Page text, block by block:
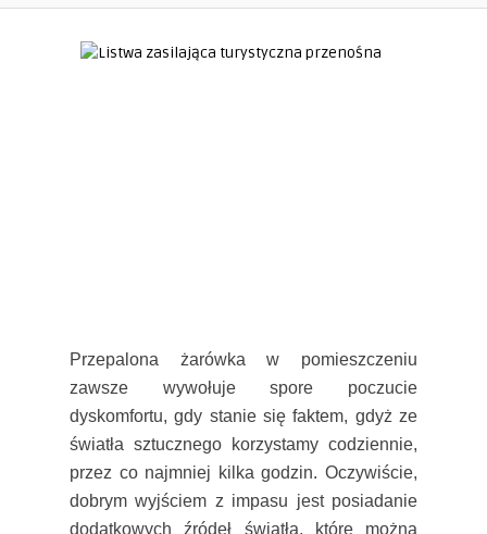
Przepalona żarówka w pomieszczeniu
zawsze wywołuje spore poczucie
dyskomfortu, gdy stanie się faktem, gdyż ze
światła sztucznego korzystamy codziennie,
przez co najmniej kilka godzin. Oczywiście,
dobrym wyjściem z impasu jest posiadanie
dodatkowych źródeł światła, które można